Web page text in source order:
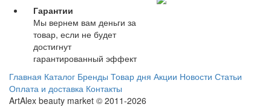
Гарантии
Мы вернем вам деньги за
товар, если не будет
достигнут
гарантированный эффект
Главная Каталог Бренды Товар дня Акции Новости Статьи
Оплата и доставка Контакты
ArtAlex beauty market © 2011-2026